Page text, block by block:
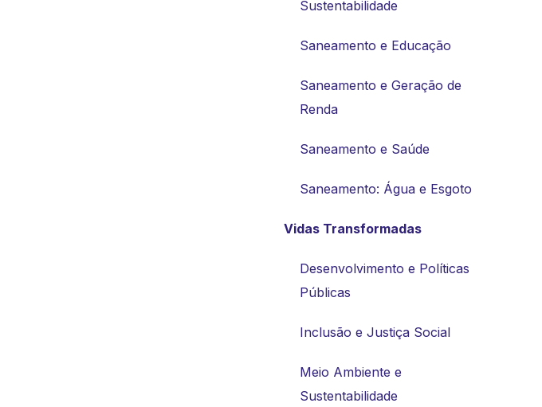
Sustentabilidade
Saneamento e Educação
Saneamento e Geração de
Renda
Saneamento e Saúde
Saneamento: Água e Esgoto
Vidas Transformadas
Desenvolvimento e Políticas
Públicas
Inclusão e Justiça Social
Meio Ambiente e
Sustentabilidade